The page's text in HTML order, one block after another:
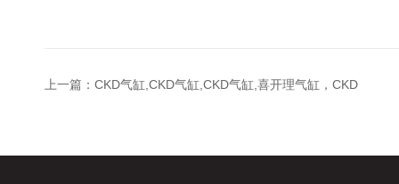
上一篇： CKD气缸,CKD气缸,CKD气缸,喜开理气缸，CKD